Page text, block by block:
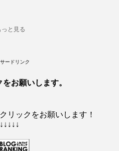
と見る
ードリンク
お願いします。
リックをお願いします！